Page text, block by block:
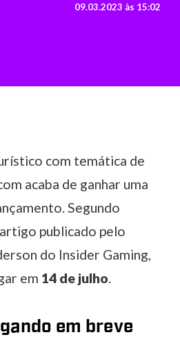
09.03.2023 às 15:02
com temática de
acaba de ganhar uma
Segundo
publicado pelo
do Insider Gaming,
em 14 de julho
em breve